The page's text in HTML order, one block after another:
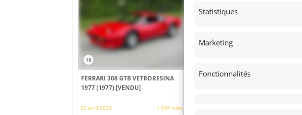
Statistiques
Marketing
Fonctionnalités
18
FERRARI 308 GTB VETRORESINA
1977 (1977)[VENDU]
26 avril 2024 1 039 vues
VOLKSWAGEN SCIROCCO GTI